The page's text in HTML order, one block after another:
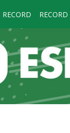
RECORD